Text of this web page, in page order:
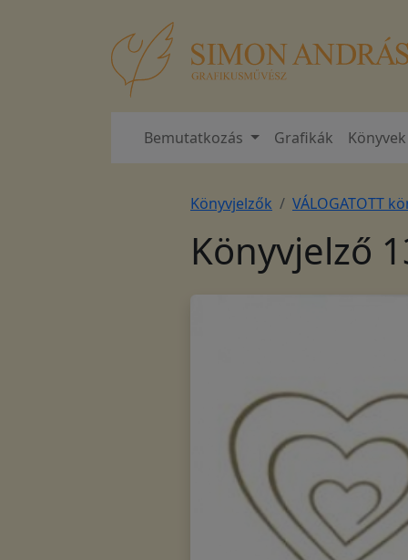
Bemutatkozás Grafikák Könyvek
Könyvjelzők VÁLOGATOTT
Könyvjelző